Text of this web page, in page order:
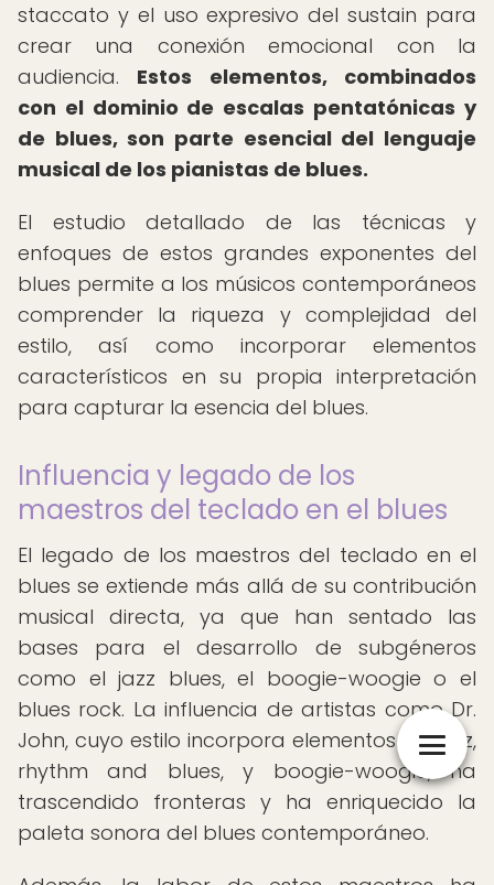
staccato y el uso expresivo del sustain para
crear una conexión emocional con la
audiencia. Estos elementos, combinados
con el dominio de escalas pentatónicas y
de blues, son parte esencial del lenguaje
musical de los pianistas de blues.
El estudio detallado de las técnicas y
enfoques de estos grandes exponentes del
blues permite a los músicos contemporáneos
comprender la riqueza y complejidad del
estilo, así como incorporar elementos
característicos en su propia interpretación
para capturar la esencia del blues.
Influencia y legado de los
maestros del teclado en el blues
El legado de los maestros del teclado en el
blues se extiende más allá de su contribución
musical directa, ya que han sentado las
bases para el desarrollo de subgéneros
como el jazz blues, el boogie-woogie o el
blues rock. La influencia de artistas como Dr.
John, cuyo estilo incorpora elementos de jazz,
rhythm and blues, y boogie-woogie, ha
trascendido fronteras y ha enriquecido la
paleta sonora del blues contemporáneo.